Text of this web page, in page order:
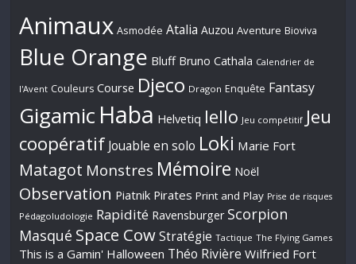
Animaux Asmodée Atalia Auzou Aventure Bioviva
Blue Orange Bluff Bruno Cathala Calendrier de
l'Avent Couleurs Course Djeco Dragon Enquête Fantasy
Gigamic Haba Helvetiq Iello Jeu compétitif Jeu
coopératif Jouable en solo Loki Marie Fort
Matagot Monstres Mémoire Noël
Observation Piatnik Pirates Print and Play Prise de risques
Pédagoludologie Rapidité Ravensburger Scorpion
Masqué Space Cow Stratégie Tactique The Flying Games
This is a Gamin' Halloween Théo Rivière Wilfried Fort